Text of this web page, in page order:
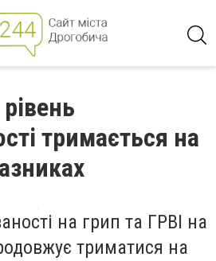
тримається на
на грип та ГРВІ на
триматися на